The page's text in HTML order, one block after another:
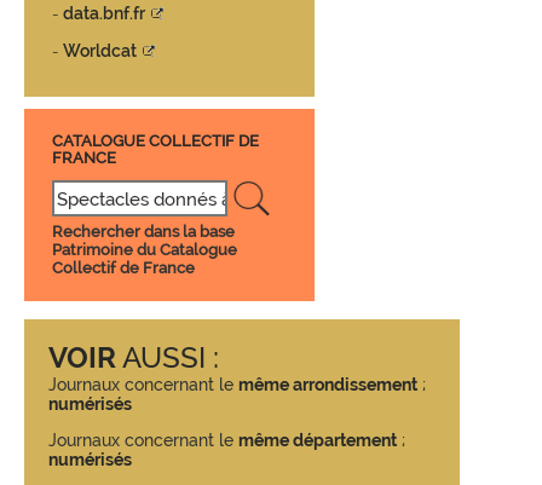
- data.bnf.fr
- Worldcat
CATALOGUE COLLECTIF DE
FRANCE
Rechercher dans la base
Patrimoine du Catalogue
Collectif de France
VOIRAUSSI :
Journaux concernant le même arrondissement ;
numérisés
Journaux concernant le même département ;
numérisés